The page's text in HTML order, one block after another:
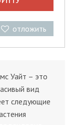
отложить
Уайт – это
вид
следующие